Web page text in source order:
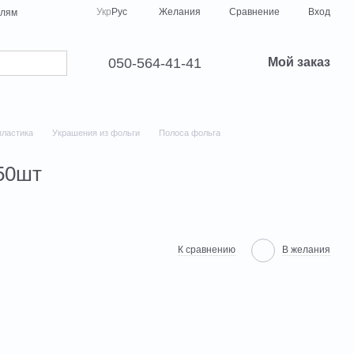
Укр Рус Желания Сравнение Вход
050-564-41-41 Мой заказ
Украшения из фольги
Полоса фольга
К сравнению В желания